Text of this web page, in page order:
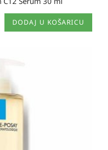
DODAJ U KOŠARICU